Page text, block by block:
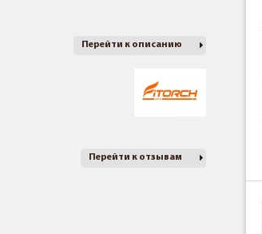
Перейти к описанию
Перейти к отзывам